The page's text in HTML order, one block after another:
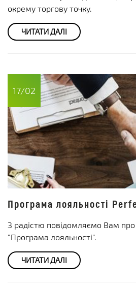
окрему торгову точку.
ЧИТАТИ ДАЛІ
17/02
Програма лояльності
З радістю повідомляємо Вам про
"Програма лояльності".
ЧИТАТИ ДАЛІ